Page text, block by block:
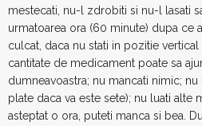
mestecati, nu-l zdrobiti si nu-l lasati
urmatoarea ora (60 minute) dupa ce
culcat, daca nu stati in pozitie
cantitate de medicament poate sa
dumneavoastra; nu mancati nimic;
plate daca va este sete); nu luati alte
asteptat o ora, puteti manca si bea.